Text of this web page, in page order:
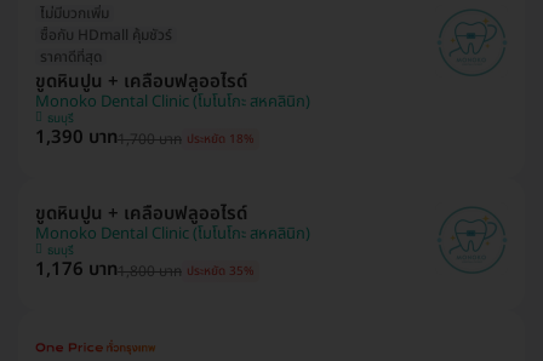
ไม่มีบวกเพิ่ม
ซื้อกับ HDmall คุ้มชัวร์
ราคาดีที่สุด
ขูดหินปูน + เคลือบฟลูออไรด์
Monoko Dental Clinic (โมโนโกะ สหคลินิก)
ธนบุรี
1,390 บาท1,700 บาท ประหยัด 18%
ขูดหินปูน + เคลือบฟลูออไรด์
Monoko Dental Clinic (โมโนโกะ สหคลินิก)
ธนบุรี
1,176 บาท1,800 บาท ประหยัด 35%